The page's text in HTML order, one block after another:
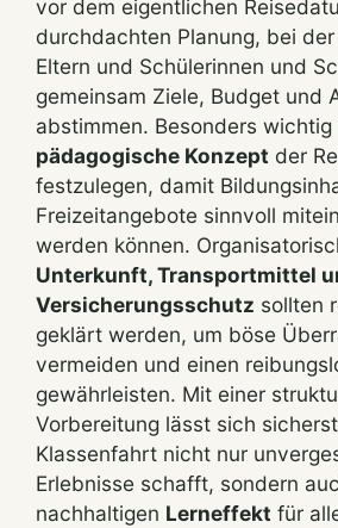
vor dem eigentlichen
durchdachten Planung, bei
Eltern und Schülerinnen und
gemeinsam Ziele, Budget und
abstimmen. Besonders
pädagogische Konzept der
festzulegen, damit
Freizeitangebote sinnvoll
werden können.
Unterkunft, Transportmittel
Versicherungsschutz sollten
geklärt werden, um böse
vermeiden und einen
gewährleisten. Mit einer
Vorbereitung lässt sich
Klassenfahrt nicht nur
Erlebnisse schafft, sondern
nachhaltigen Lerneffekt für